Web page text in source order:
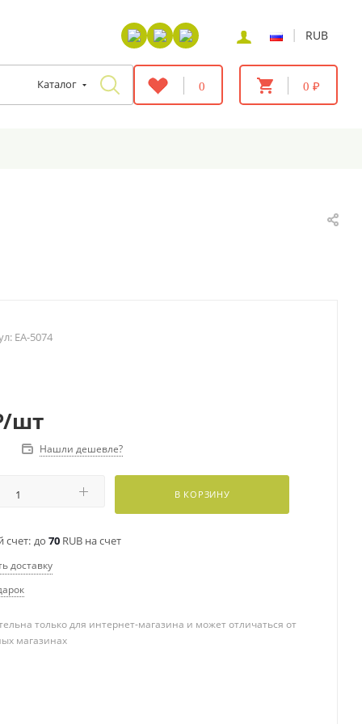
| RUB
Каталог 0 0 ₽
EA-5074
/шт
Нашли дешевле?
В КОРЗИНУ
счет: до 70RUB на счет
доставку
только для интернет-магазина и может отличаться от
магазинах